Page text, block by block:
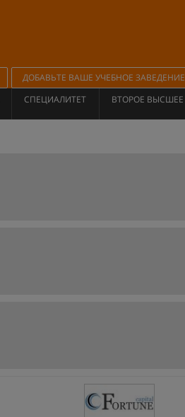
ДОБАВЬТЕ ВАШЕ УЧЕБНОЕ ЗАВЕДЕНИЕ
СПЕЦИАЛИТЕТ ВТОРОЕ ВЫСШЕЕ